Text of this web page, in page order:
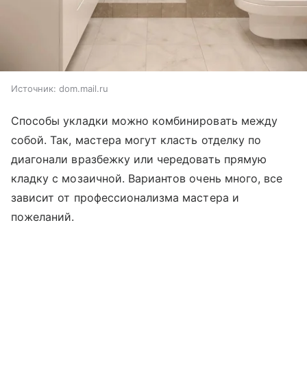
Источник: dom.mail.ru
Способы укладки можно комбинировать между
собой. Так, мастера могут класть отделку по
диагонали вразбежку или чередовать прямую
кладку с мозаичной. Вариантов очень много, все
зависит от профессионализма мастера и
пожеланий.